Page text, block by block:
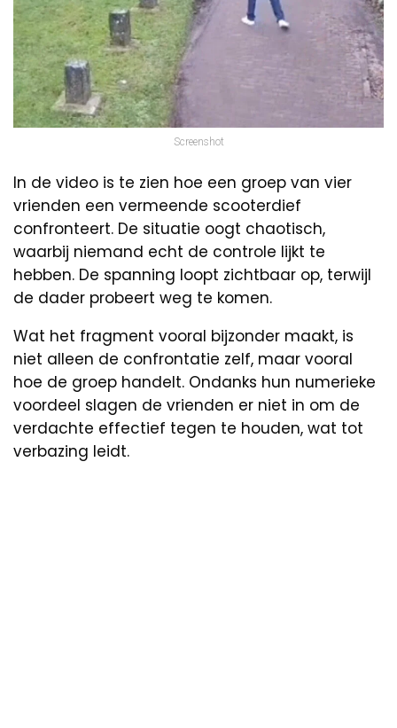
Screenshot
In de video is te zien hoe een groep van vier
vrienden een vermeende scooterdief
confronteert. De situatie oogt chaotisch,
waarbij niemand echt de controle lijkt te
hebben. De spanning loopt zichtbaar op, terwijl
de dader probeert weg te komen.
Wat het fragment vooral bijzonder maakt, is
niet alleen de confrontatie zelf, maar vooral
hoe de groep handelt. Ondanks hun numerieke
voordeel slagen de vrienden er niet in om de
verdachte effectief tegen te houden, wat tot
verbazing leidt.